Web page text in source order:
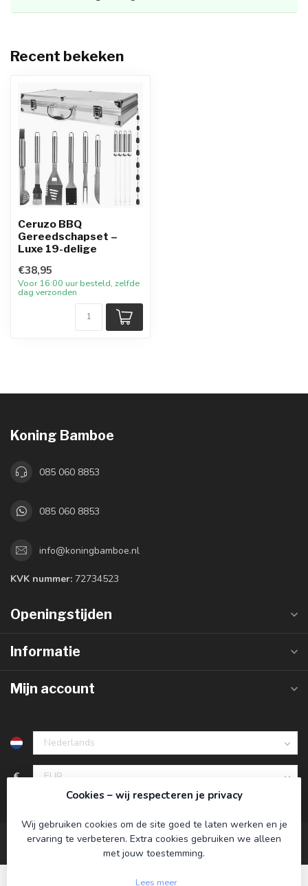
Recent bekeken
Ceruzo BBQ
Gereedschapset –
Luxe 19-delige
€38,95
Voor 16:00 uur besteld, zelfde
dag verzonden
Koning Bamboe
085 060 8853
085 060 8853
info@koningbamboe.nl
KVK nummer: 72734523
Openingstijden
Informatie
Mijn account
€
Cookies – wij respecteren je privacy
Wij gebruiken cookies om de site goed te laten werken en je
ervaring te verbeteren. Extra cookies gebruiken we alleen
met jouw toestemming.
Lees meer